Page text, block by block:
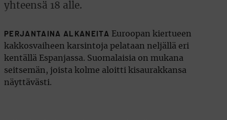
yhteensä 18 alle.
PERJANTAINA ALKANEITA
Euroopan kiertueen
kakkosvaiheen karsintoja pelataan neljällä eri
kentällä Espanjassa. Suomalaisia on mukana
seitsemän, joista kolme aloitti kisaurakkansa
näyttävästi.